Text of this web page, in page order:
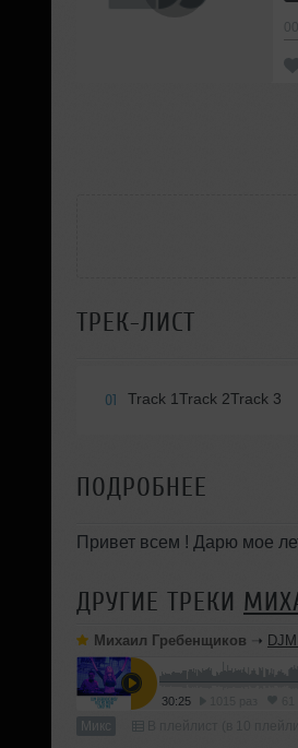
ТРЕК-ЛИСТ
01 Track 1Track 2Track 3
ПОДРОБНЕЕ
Привет всем ! Дарю мое
ДРУГИЕ ТРЕКИ
Михаил Гребенщиков ➝ DJM
30:25
Микс